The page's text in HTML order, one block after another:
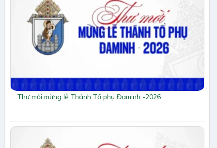
Thư mời mừng lễ Thánh Tổ phụ Đaminh -2026